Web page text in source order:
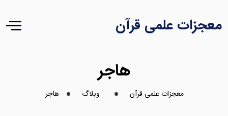
معجزات علمی قرآن
هاجر
معجزات علمی قرآن وبلاگ هاجر